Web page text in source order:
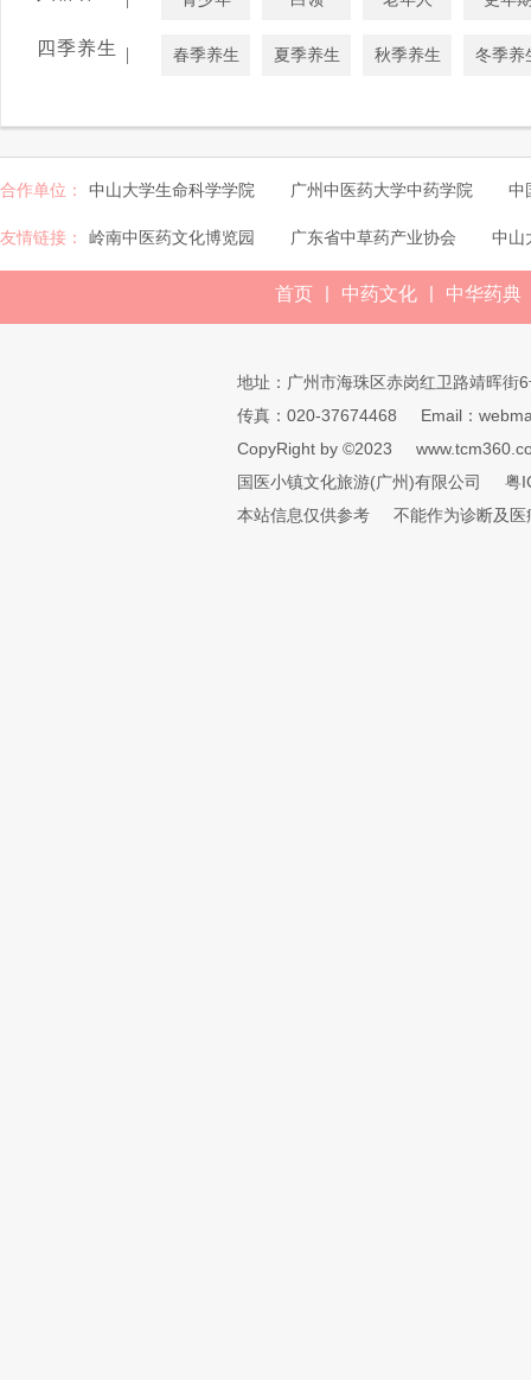
四季养生 | 春季养生 夏季养生 秋季养生 冬季养
合作单位： 中山大学生命科学学院 广州中医药大学中药学院 中
友情链接： 岭南中医药文化博览园 广东省中草药产业协会 中山
首页 | 中药文化 | 中华药典
地址：广州市海珠区赤岗红卫路靖晖街
传真：020-37674468
Email：
CopyRight by ©2023
国医小镇文化旅游(广州)有限公司
粤
本站信息仅供参考
不能作为诊断及医